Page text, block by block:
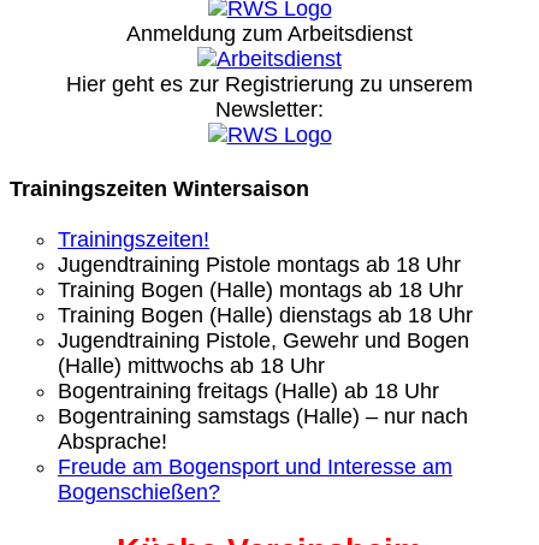
Anmeldung zum Arbeitsdienst
Hier geht es zur Registrierung zu unserem
Newsletter:
Trainingszeiten Wintersaison
Trainingszeiten!
Jugendtraining Pistole montags ab 18 Uhr
Training Bogen (Halle) montags ab 18 Uhr
Training Bogen (Halle) dienstags ab 18 Uhr
Jugendtraining Pistole, Gewehr und Bogen
(Halle) mittwochs ab 18 Uhr
Bogentraining freitags (Halle) ab 18 Uhr
Bogentraining samstags (Halle) – nur nach
Absprache!
Freude am Bogensport und Interesse am
Bogenschießen?